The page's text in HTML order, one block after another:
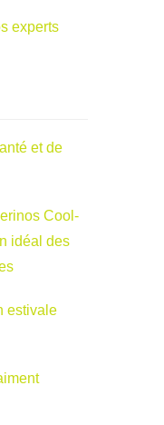
experts
et de
Cool-
idéal des
estivale